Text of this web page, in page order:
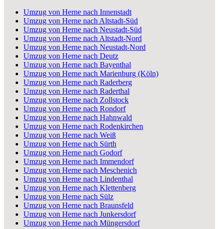
Umzug von Herne nach Innenstadt
Umzug von Herne nach Altstadt-Süd
Umzug von Herne nach Neustadt-Süd
Umzug von Herne nach Altstadt-Nord
Umzug von Herne nach Neustadt-Nord
Umzug von Herne nach Deutz
Umzug von Herne nach Bayenthal
Umzug von Herne nach Marienburg (Köln)
Umzug von Herne nach Raderberg
Umzug von Herne nach Raderthal
Umzug von Herne nach Zollstock
Umzug von Herne nach Rondorf
Umzug von Herne nach Hahnwald
Umzug von Herne nach Rodenkirchen
Umzug von Herne nach Weiß
Umzug von Herne nach Sürth
Umzug von Herne nach Godorf
Umzug von Herne nach Immendorf
Umzug von Herne nach Meschenich
Umzug von Herne nach Lindenthal
Umzug von Herne nach Klettenberg
Umzug von Herne nach Sülz
Umzug von Herne nach Braunsfeld
Umzug von Herne nach Junkersdorf
Umzug von Herne nach Müngersdorf